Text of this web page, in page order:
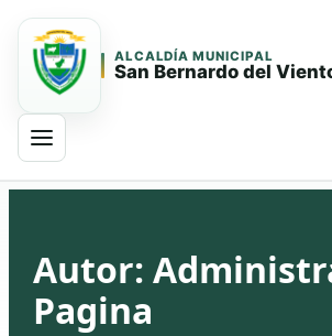
principal
ALCALDÍA MUNICIPAL
San Bernardo del
Autor:
Pagina